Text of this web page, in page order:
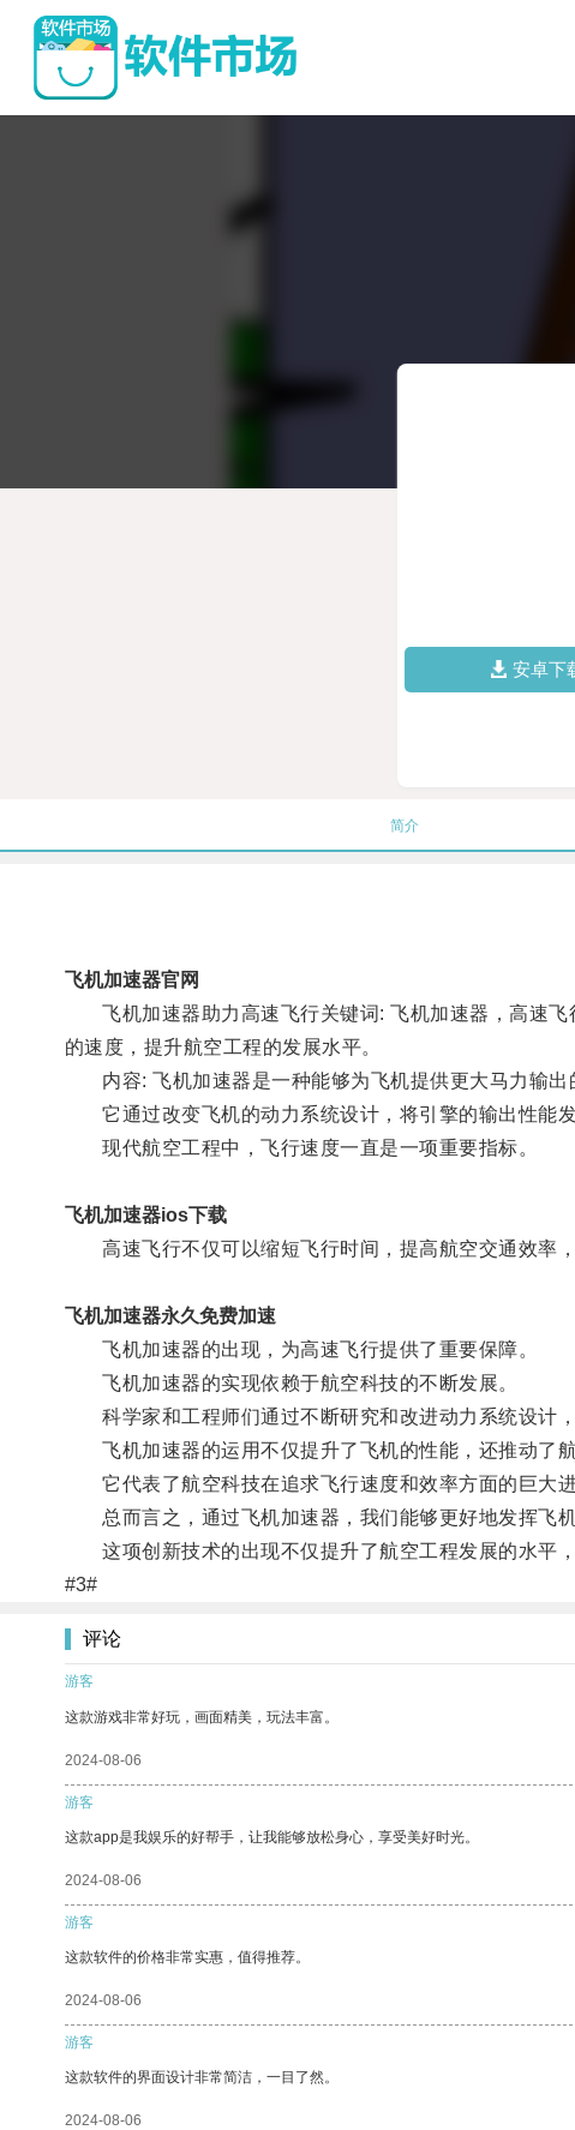
安卓下
简介
飞机加速器官网
飞机加速器助力高速飞行关键词: 飞机加速器，高速飞
的速度，提升航空工程的发展水平。
内容: 飞机加速器是一种能够为飞机提供更大马力输出
它通过改变飞机的动力系统设计，将引擎的输出性能发
现代航空工程中，飞行速度一直是一项重要指标。
飞机加速器ios下载
高速飞行不仅可以缩短飞行时间，提高航空交通效率，
飞机加速器永久免费加速
飞机加速器的出现，为高速飞行提供了重要保障。
飞机加速器的实现依赖于航空科技的不断发展。
科学家和工程师们通过不断研究和改进动力系统设计，
飞机加速器的运用不仅提升了飞机的性能，还推动了航
它代表了航空科技在追求飞行速度和效率方面的巨大进
总而言之，通过飞机加速器，我们能够更好地发挥飞机
这项创新技术的出现不仅提升了航空工程发展的水平，
#3#
评论
游客
这款游戏非常好玩，画面精美，玩法丰富。
2024-08-06
游客
这款app是我娱乐的好帮手，让我能够放松身心，享受美好时光。
2024-08-06
游客
这款软件的价格非常实惠，值得推荐。
2024-08-06
游客
这款软件的界面设计非常简洁，一目了然。
2024-08-06